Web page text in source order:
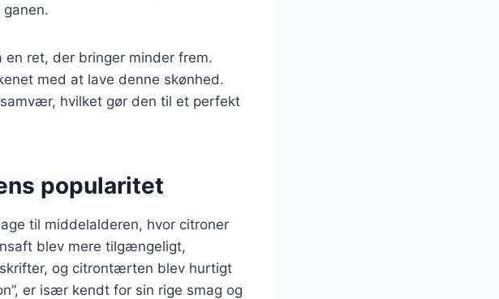
ret, der bringer minder frem.
med at lave denne skønhed.
hvilket gør den til et perfekt
popularitet
til middelalderen, hvor citroner
blev mere tilgængeligt,
og citrontærten blev hurtigt
er især kendt for sin rige smag og